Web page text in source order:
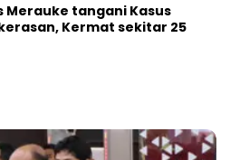
Merauke tangani Kasus
Kermat sekitar 25